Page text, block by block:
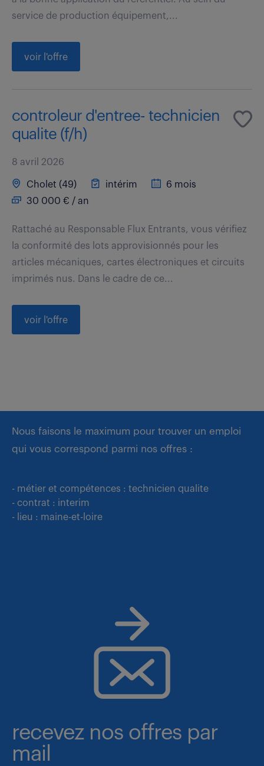
service de production équipement,...
voir l'offre
controleur d'entree- technicien
qualite (f/h)
8 avril 2026
Cholet (49) intérim
6 mois
30 000 € / an
Rattaché au Responsable Flux Entrants, vous vérifiez
la conformité des lots approvisionnés pour les
articles mécaniques, cartes électroniques et circuits
imprimés nus. Dans le cadre de ce...
voir l'offre
Nous faisons le maximum pour trouver un emploi
qui vous correspond parmi nos offres :
- métier et compétences : technicien qualite
- contrat : interim
- lieu : maine-et-loire
recevez nos offres par
mail